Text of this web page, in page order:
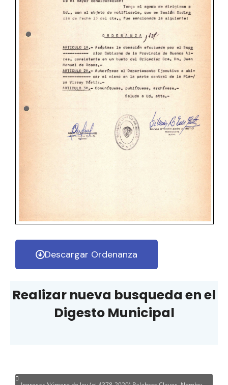
Descargar Ordenanza
Realizar nueva busqueda en el
Digesto Municipal